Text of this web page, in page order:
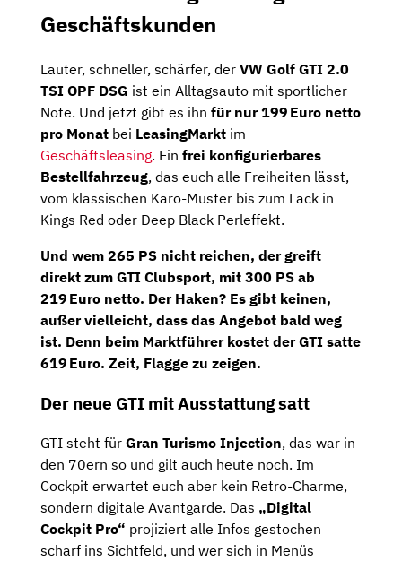
Geschäftskunden
Lauter, schneller, schärfer, der VW Golf GTI 2.0
TSI OPF DSG ist ein Alltagsauto mit sportlicher
Note. Und jetzt gibt es ihn für nur 199 Euro netto
pro Monat bei LeasingMarkt im
Geschäftsleasing. Ein frei konfigurierbares
Bestellfahrzeug, das euch alle Freiheiten lässt,
vom klassischen Karo-Muster bis zum Lack in
Kings Red oder Deep Black Perleffekt.
Und wem 265 PS nicht reichen, der greift
direkt zum GTI Clubsport, mit 300 PS ab
219 Euro netto. Der Haken? Es gibt keinen,
außer vielleicht, dass das Angebot bald weg
ist. Denn beim Marktführer kostet der GTI satte
619 Euro. Zeit, Flagge zu zeigen.
Der neue GTI mit Ausstattung satt
GTI steht für Gran Turismo Injection, das war in
den 70ern so und gilt auch heute noch. Im
Cockpit erwartet euch aber kein Retro-Charme,
sondern digitale Avantgarde. Das „Digital
Cockpit Pro“ projiziert alle Infos gestochen
scharf ins Sichtfeld, und wer sich in Menüs